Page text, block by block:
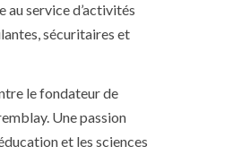
au service d’activités
sécuritaires et
le fondateur de
Une passion
et les sciences